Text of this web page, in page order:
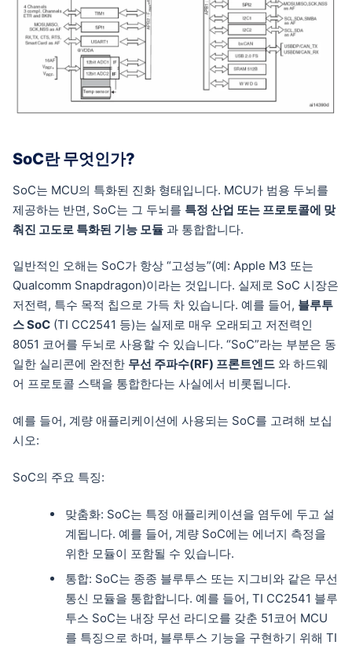
SoC란 무엇인가?
SoC는 MCU의 특화된 진화 형태입니다. MCU가 범용 두뇌를
제공하는 반면, SoC는 그 두뇌를 특정 산업 또는 프로토콜에 맞
춰진 고도로 특화된 기능 모듈 과 통합합니다.
일반적인 오해는 SoC가 항상 “고성능”(예: Apple M3 또는
Qualcomm Snapdragon)이라는 것입니다. 실제로 SoC 시장은
저전력, 특수 목적 칩으로 가득 차 있습니다. 예를 들어, 블루투
스 SoC (TI CC2541 등)는 실제로 매우 오래되고 저전력인
8051 코어를 두뇌로 사용할 수 있습니다. “SoC”라는 부분은 동
일한 실리콘에 완전한 무선 주파수(RF) 프론트엔드 와 하드웨
어 프로토콜 스택을 통합한다는 사실에서 비롯됩니다.
예를 들어, 계량 애플리케이션에 사용되는 SoC를 고려해 보십
시오:
SoC의 주요 특징:
맞춤화: SoC는 특정 애플리케이션을 염두에 두고 설
계됩니다. 예를 들어, 계량 SoC에는 에너지 측정을
위한 모듈이 포함될 수 있습니다.
통합: SoC는 종종 블루투스 또는 지그비와 같은 무선
통신 모듈을 통합합니다. 예를 들어, TI CC2541 블루
투스 SoC는 내장 무선 라디오를 갖춘 51코어 MCU
를 특징으로 하며, 블루투스 기능을 구현하기 위해 TI